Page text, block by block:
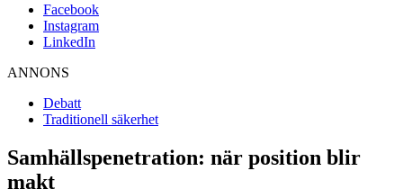
Facebook
Instagram
LinkedIn
ANNONS
Debatt
Traditionell säkerhet
Samhällspenetration: när position blir
makt